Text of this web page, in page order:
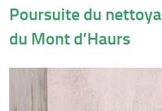
Poursuite du
du Mont d’Haurs